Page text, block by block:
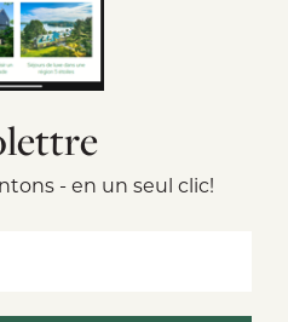
- en un seul clic!